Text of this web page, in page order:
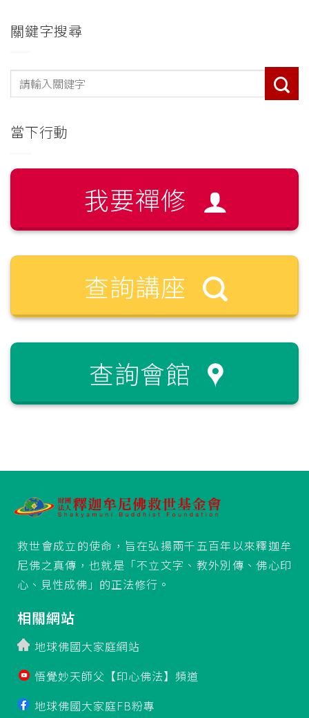
關鍵字搜尋
當下行動
我要禪修
查詢講座
查詢會館
救世會成立的使命，旨在弘揚兩千五百年以來釋迦牟
尼佛之真傳，也就是「不立文字、教外別傳、佛心印
心、見性成佛」的正法修行。
相關網站
地球佛國大家庭網站
悟覺妙天師父【印心佛法】頻道
地球佛國大家庭FB粉專